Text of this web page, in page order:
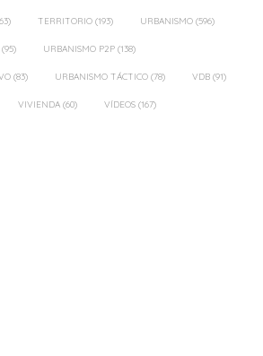
TERRITORIO (193) URBANISMO (596)
(95) URBANISMO P2P (138)
(83) URBANISMO TÁCTICO (78) VDB (91)
VIVIENDA (60) VÍDEOS (167)